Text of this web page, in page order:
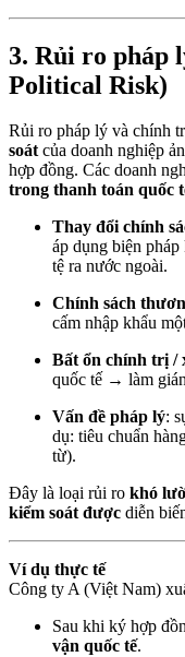
3. Rủi ro pháp
Political Risk)
Rủi ro pháp lý và chính
soátcủa doanh nghiệp
hợp đồng. Các doanh
trong thanh toán quốc
Thay đổi chính
áp dụng biện
tệ ra nước ngoài.
Chính sách
cấm nhập khẩu
Bất ổn chính trị /
quốc tế → làm
Vấn đề pháp lý:
dụ: tiêu chuẩn
từ).
Đây là loại rủi ro khó
kiểm soát được diễn
Ví dụ thực tế
Công ty A (Việt Nam)
Sau khi ký hợp
vận quốc tế.